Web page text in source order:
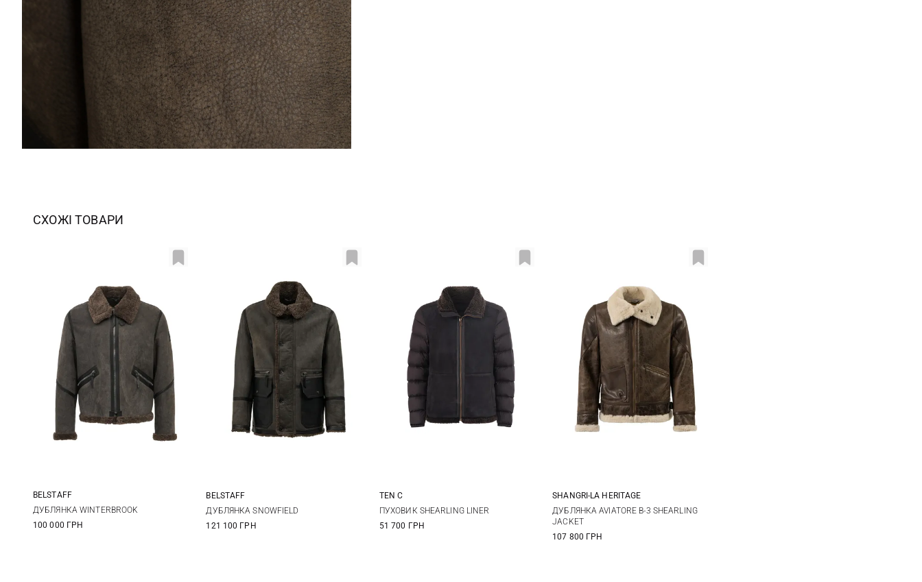
СХОЖІ ТОВАРИ
M L XL
BELSTAFF
ДУБЛЯНКА WINTERBROOK
100 000 ГРН
M L
BELSTAFF
ДУБЛЯНКА SNOWFIELD
121 100 ГРН
50
TEN C
ПУХОВИК SHEARLING LINER
51 700 ГРН
L XL
SHANGRI-LA HERITAGE
ДУБЛЯНКА AVIATORE B-3 SHEARLING
JACKET
107 800 ГРН